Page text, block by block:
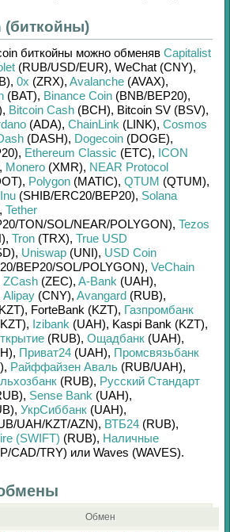
(биткойны)
биткойны можно обменяв Capitalist
(RUB/USD/EUR), WeChat (CNY),
, 0x (ZRX), Avalanche (AVAX),
(BAT), Binance Coin (BNB/BEP20),
, Bitcoin Cash (BCH), Bitcoin SV (BSV),
(ADA), ChainLink (LINK), Cosmos
(DASH), Dogecoin (DOGE),
, Ethereum Classic (ETC), ICON
, Monero (XMR), NEAR Protocol
, Polygon (MATIC), QTUM (QTUM),
(SHIB/ERC20/BEP20), Solana
, Tether
TON/SOL/NEAR/POLYGON), Tezos
, Tron (TRX), True USD
, Uniswap (UNI), USD Coin
BEP20/SOL/POLYGON), VeChain
ZCash (ZEC), A-Bank (UAH),
Alipay (CNY), Avangard (RUB),
, ForteBank (KZT), Газпромбанк
, Izibank (UAH), Kaspi Bank (KZT),
(RUB), Ощадбанк (UAH),
, Приват24 (UAH), Промсвязьбанк
, Райффайзен Аваль (RUB/UAH),
(RUB), Русский Стандарт
, Sense Bank (UAH),
, УкрСиббанк (UAH),
UAH/KZT/AZN), ВТБ24 (RUB),
(SWIFT) (RUB), Наличные
CAD/TRY) или Waves (WAVES).
Обмен